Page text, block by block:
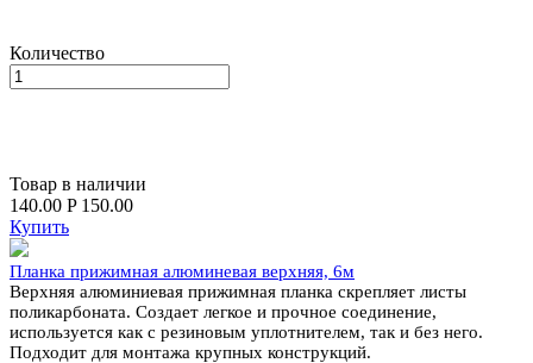
Количество
Товар в наличии
140.00 P 150.00
Купить
Планка прижимная алюминевая верхняя, 6м
Верхняя алюминиевая прижимная планка скрепляет листы
поликарбоната. Создает легкое и прочное соединение,
используется как с резиновым уплотнителем, так и без него.
Подходит для монтажа крупных конструкций.